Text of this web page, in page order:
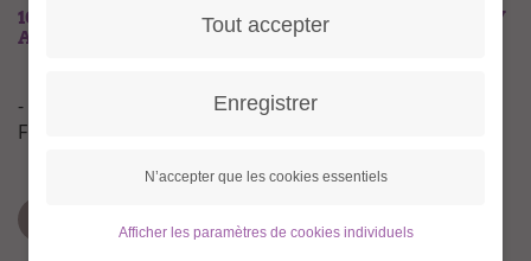
10 CONSEILS POUR RÉUSSIR À ÊTRE UNE GRANNY
AUPAIR !
- rédigé par Granny Anke, qui a passé quatre mois en
France comme Granny Aupair en 2015
des (petits) enfants.
Tout accepter
Enregistrer
N’accepter que les cookies essentiels
Afficher les paramètres de cookies individuels